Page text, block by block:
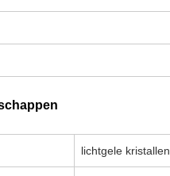
lichtgele kristallen